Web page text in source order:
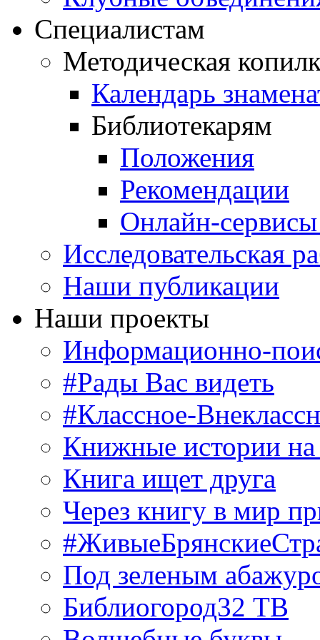
Специалистам
Методическая
Календарь
Библиотекарям
Положения
Рекомендации
Онлайн-сервисы
Исследовательская
Наши публикации
Наши проекты
Информационно-
#Рады Вас видеть
#Классное-
Книжные истории
Книга ищет друга
Через книгу в мир
Под зеленым
Библиогород32 ТВ